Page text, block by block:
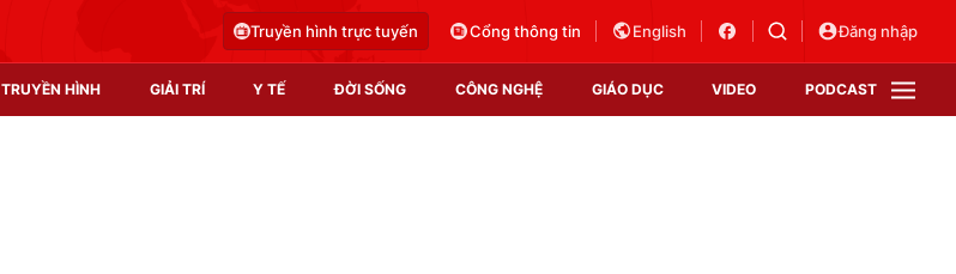
Truyền hình trực tuyến Cổng thông tin English Đăng nhập
TRUYỀN HÌNH GIẢI TRÍ Y TẾ ĐỜI SỐNG CÔNG NGHỆ GIÁO DỤC VIDEO PODCAST